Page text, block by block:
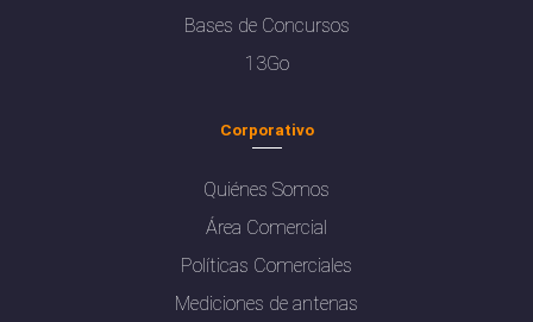
Bases de Concursos
13Go
Corporativo
Quiénes Somos
Área Comercial
Políticas Comerciales
Mediciones de antenas